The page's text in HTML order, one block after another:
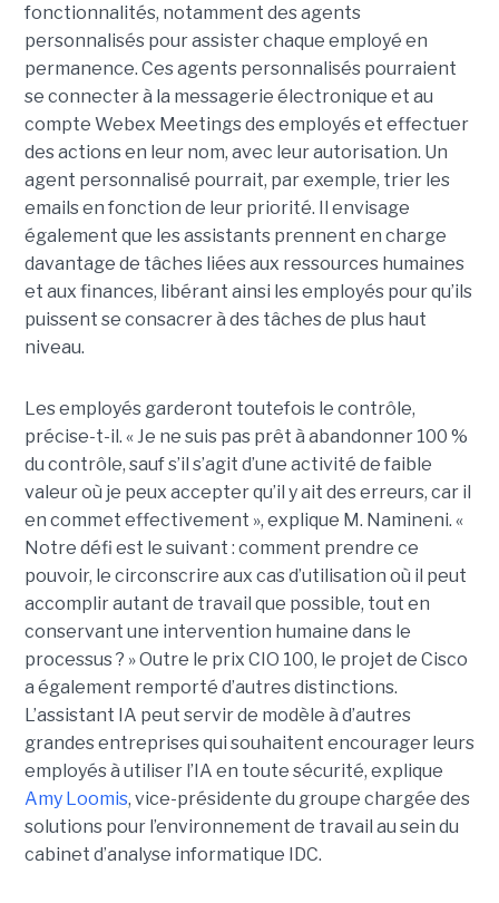
fonctionnalités, notamment des agents
personnalisés pour assister chaque employé en
permanence. Ces agents personnalisés pourraient
se connecter à la messagerie électronique et au
compte Webex Meetings des employés et effectuer
des actions en leur nom, avec leur autorisation. Un
agent personnalisé pourrait, par exemple, trier les
emails en fonction de leur priorité. Il envisage
également que les assistants prennent en charge
davantage de tâches liées aux ressources humaines
et aux finances, libérant ainsi les employés pour qu’ils
puissent se consacrer à des tâches de plus haut
niveau.
Les employés garderont toutefois le contrôle,
précise-t-il. « Je ne suis pas prêt à abandonner 100 %
du contrôle, sauf s’il s’agit d’une activité de faible
valeur où je peux accepter qu’il y ait des erreurs, car il
en commet effectivement », explique M. Namineni. «
Notre défi est le suivant : comment prendre ce
pouvoir, le circonscrire aux cas d’utilisation où il peut
accomplir autant de travail que possible, tout en
conservant une intervention humaine dans le
processus ? »Outre le prix CIO 100, le projet de Cisco
a également remporté d’autres distinctions.
L’assistant IA peut servir de modèle à d’autres
grandes entreprises qui souhaitent encourager leurs
employés à utiliser l’IA en toute sécurité, explique
Amy Loomis, vice-présidente du groupe chargée des
solutions pour l’environnement de travail au sein du
cabinet d’analyse informatique IDC.